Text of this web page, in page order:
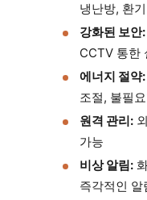
냉난방, 환
강화된 보안:
CCTV 통한
에너지 절약:
조절, 불필
원격 관리:
가능
비상 알림:
즉각적인 알